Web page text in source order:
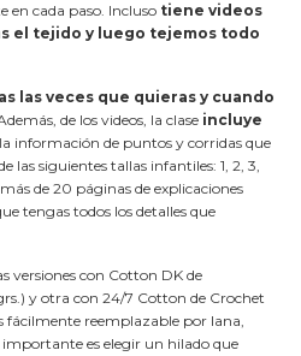
en cada paso. Incluso tiene videos
el tejido y luego tejemos todo
las veces que quieras y cuando
de los videos, la clase incluye
información de puntos y corridas que
las siguientes tallas infantiles: 1, 2, 3,
de 20 páginas de explicaciones
tengas todos los detalles que
versiones con Cotton DK de
y otra con 24/7 Cotton de Crochet
fácilmente reemplazable por lana,
es elegir un hilado que